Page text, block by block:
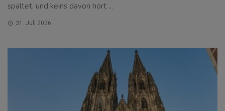
spaltet, und keins davon hört ...
31. Juli 2026